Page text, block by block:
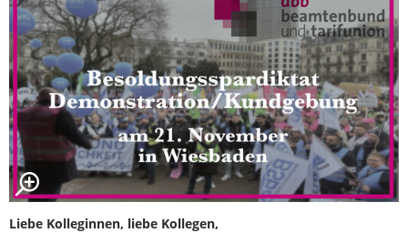
Liebe Kolleginnen, liebe Kollegen,